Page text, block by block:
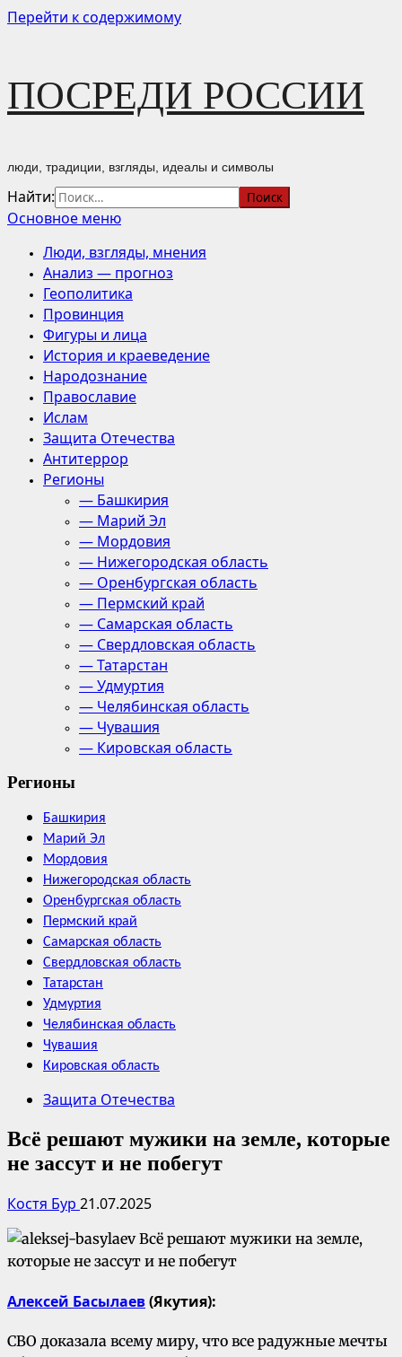
Перейти к содержимому
ПОСРЕДИ РОССИИ
люди, традиции, взгляды, идеалы и символы
Найти:
Основное меню
Люди, взгляды, мнения
Анализ — прогноз
Геополитика
Провинция
Фигуры и лица
История и краеведение
Народознание
Православие
Ислам
Защита Отечества
Антитеррор
Регионы
— Башкирия
— Марий Эл
— Мордовия
— Нижегородская область
— Оренбургская область
— Пермский край
— Самарская область
— Свердловская область
— Татарстан
— Удмуртия
— Челябинская область
— Чувашия
— Кировская область
Регионы
Башкирия
Марий Эл
Мордовия
Нижегородская область
Оренбургская область
Пермский край
Самарская область
Свердловская область
Татарстан
Удмуртия
Челябинская область
Чувашия
Кировская область
Защита Отечества
Всё решают мужики на земле, которые
не зассут и не побегут
Костя Бур 21.07.2025
Алексей Басылаев(Якутия):
СВО доказала всему миру, что все радужные мечты